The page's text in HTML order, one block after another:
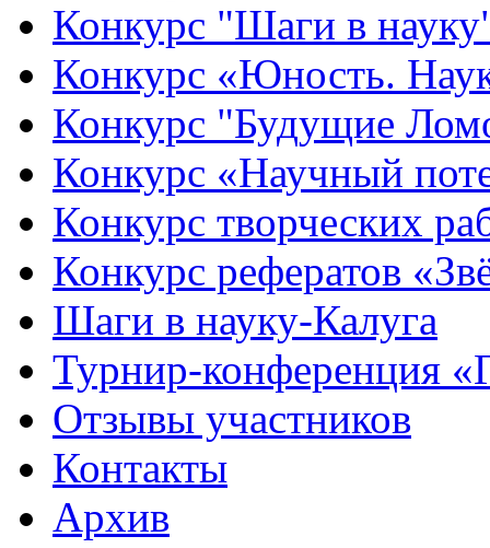
Конкурс "Шаги в
Конкурс «Юность.
Конкурс "Будущие
Конкурс «Научный
Конкурс творческих
Конкурс рефератов
Шаги в науку-Калуга
Турнир-конференция
Отзывы участников
Контакты
Архив